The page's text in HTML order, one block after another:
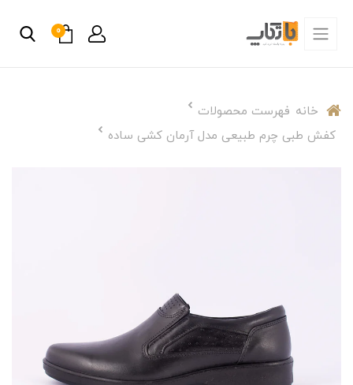
0
خانه فهرست محصولات
کفش طبی چرم طبیعی مدل آرمان کشی ساده